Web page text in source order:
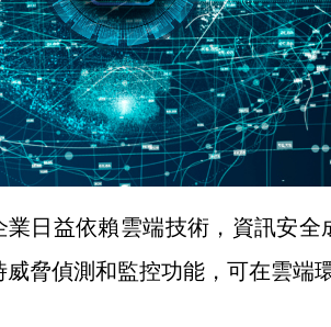
業日益依賴雲端技術，資訊安全
威脅偵測和監控功能，可在雲端